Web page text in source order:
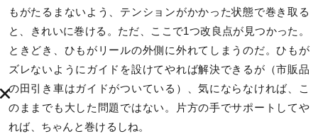
もがたるまないよう、テンションがかかった状態で巻き取る
と、きれいに巻ける。ただ、ここで1つ改良点が見つかった。
ときどき、ひもがリールの外側に外れてしまうのだ。ひもが
ズレないようにガイドを設けてやれば解決できるが（市販品
の田引き車はガイドがついている）、気にならなければ、こ
のままでも大した問題ではない。片方の手でサポートしてや
れば、ちゃんと巻けるしね。